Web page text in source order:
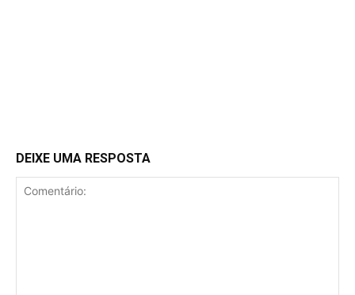
DEIXE UMA RESPOSTA